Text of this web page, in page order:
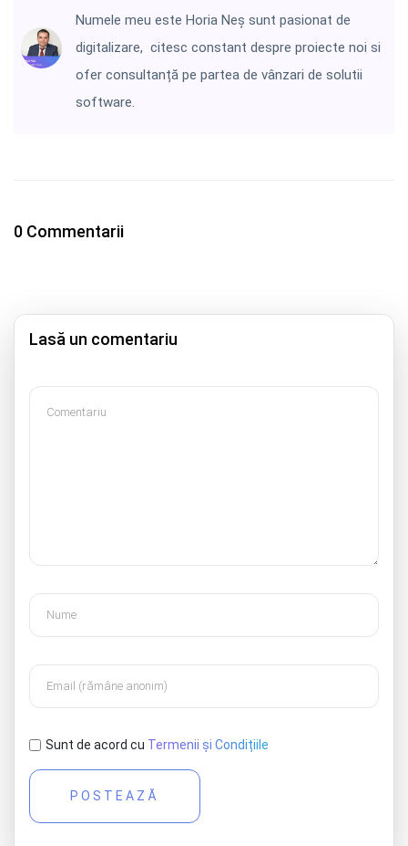
Numele meu este Horia Neș sunt pasionat de
digitalizare, citesc constant despre proiecte noi si
ofer consultanță pe partea de vânzari de solutii
software.
0 Commentarii
Lasă un comentariu
Sunt de acord cu Termenii și Condițiile
POSTEAZĂ